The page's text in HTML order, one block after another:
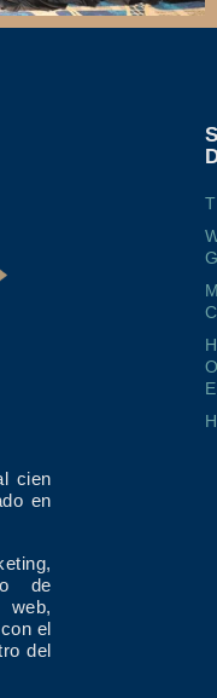
cien
en
de
web,
el
del